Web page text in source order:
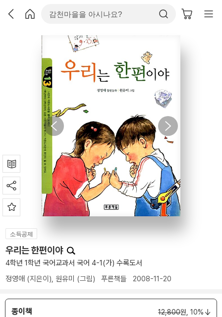
소득공제
우리는 한편이야
4학년 1학년 국어교과서 국어 4-1(가) 수록도서
정영애 (지은이), 원유미 (그림) 푸른책들 2008-11-20
종이책 12,800원, 10%